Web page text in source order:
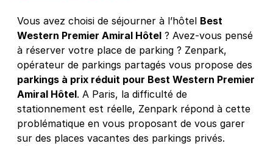
+ Abonnements disponibles
Paris - place d'Italie - Mairie du 13
17 rue godefroy
75013
Paris
(125 avis)
2,50 €/heure,25 €/jour,70 €/semaine(tarifs dégressifs)
Vous avez choisi de séjourner à l’hôtel Best
Western Premier Amiral Hôtel ? Avez-vous pensé
à réserver votre place de parking ? Zenpark,
opérateur de parkings partagés vous propose des
parkings à prix réduit pour Best Western Premier
Amiral Hôtel. A Paris, la difficulté de
stationnement est réelle, Zenpark répond à cette
problématique en vous proposant de vous garer
sur des places vacantes des parkings privés.